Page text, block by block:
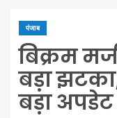
पंजाब
बिक्रम
बड़ा
बड़ा अपडेट